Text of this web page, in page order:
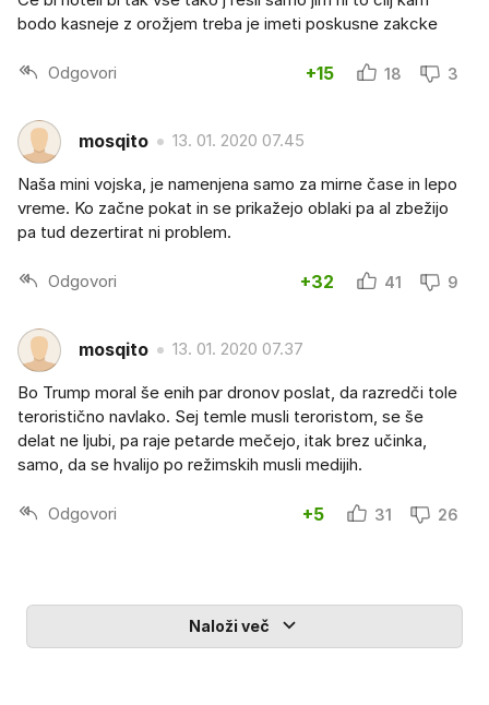
bodo kasneje z orožjem treba je imeti poskusne zakcke
Odgovori +15 18 3
mosqito 13. 01. 2020 07.45
Naša mini vojska, je namenjena samo za mirne čase in lepo
vreme. Ko začne pokat in se prikažejo oblaki pa al zbežijo
pa tud dezertirat ni problem.
Odgovori +32 41 9
mosqito 13. 01. 2020 07.37
Bo Trump moral še enih par dronov poslat, da razredči tole
teroristično navlako. Sej temle musli teroristom, se še
delat ne ljubi, pa raje petarde mečejo, itak brez učinka,
samo, da se hvalijo po režimskih musli medijih.
Odgovori +5 31 26
Naloži več